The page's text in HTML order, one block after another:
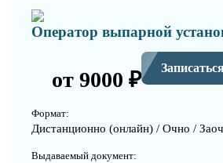
Оператор выпарной
от 9000 ₽
Формат:
Дистанционно (онлайн) / Очно /
Выдаваемый документ: